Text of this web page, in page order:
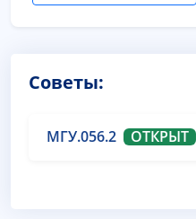
Советы:
МГУ.056.2 ОТКРЫТ